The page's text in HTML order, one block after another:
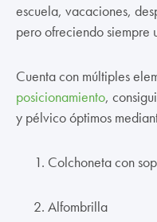
escuela, vacaciones,
pero ofreciendo siempre
Cuenta con múltiples
posicionamiento,
y pélvico óptimos
Colchoneta con
Alfombrilla